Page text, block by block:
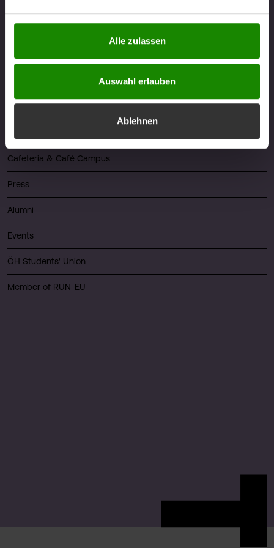
Sie unterhttps://www.fhv.at/datenschutz
Alle zulassen
Auswahl erlauben
Ablehnen
Career
Cafeteria & Café Campus
Press
Alumni
Events
ÖH Students' Union
Member of RUN-EU